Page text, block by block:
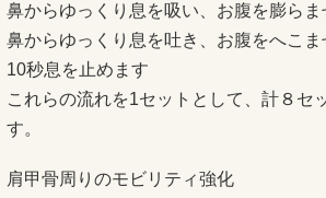
鼻からゆっくり息を吸い、お腹を膨らま
鼻からゆっくり息を吐き、お腹をへこま
10秒息を止めます
これらの流れを1セットとして、計８セ
す。
肩甲骨周りのモビリティ強化